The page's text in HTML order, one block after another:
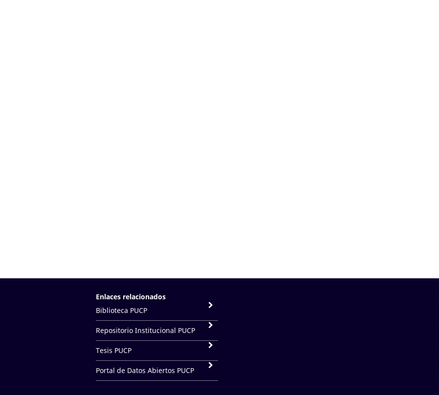
Enlaces relacionados
Biblioteca PUCP
Repositorio Institucional PUCP
Tesis PUCP
Portal de Datos Abiertos PUCP